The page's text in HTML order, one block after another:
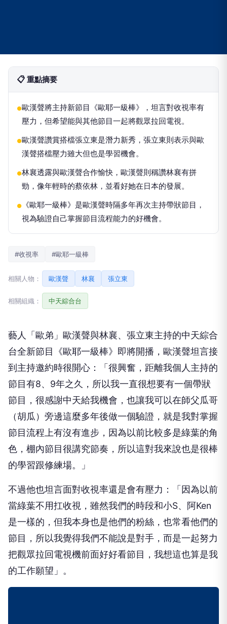
📋 重點摘要
●歐漢聲將主持新節目《歐耶一級棒》，坦言對收視率有
壓力，但希望能與其他節目一起將觀眾拉回電視。
●歐漢聲讚賞搭檔張立東是潛力新秀，張立東則表示與歐
漢聲搭檔壓力雖大但也是學習機會。
●林襄透露與歐漢聲合作愉快，歐漢聲則稱讚林襄有拼
勁，像年輕時的蔡依林，並看好她在日本的發展。
● 《歐耶一級棒》是歐漢聲時隔多年再次主持帶狀節目，
視為驗證自己掌握節目流程能力的好機會。
#收視率 #歐耶一級棒
相關人物： 歐漢聲 林襄 張立東
相關組織： 中天綜合台
藝人 「歐弟」 歐漢聲與林襄、張立東主持的中天綜合
台全新節目《歐耶一級棒》即將開播，歐漢聲坦言接
到主持邀約時很開心：「很興奮，距離我個人主持的
節目有8、9年之久，所以我一直很想要有一個帶狀
節目，很感謝中天給我機會，也讓我可以在師父瓜哥
（胡瓜）旁邊這麼多年後做一個驗證，就是我對掌握
節目流程上有沒有進步，因為以前比較多是綠葉的角
色，棚內節目很講究節奏，所以這對我來說也是很棒
的學習跟修練場。」
不過他也坦言面對收視率還是會有壓力：「因為以前
當綠葉不用扛收視，雖然我們的時段和小S、阿Ken
是一樣的，但我本身也是他們的粉絲，也常看他們的
節目，所以我覺得我們不能說是對手，而是一起努力
把觀眾拉回電視機前面好好看節目，我想這也算是我
的工作願望」。